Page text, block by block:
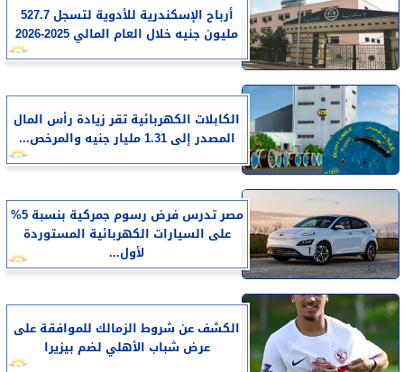
أرباح الإسكندرية للأدوية لتسجل 527.7
مليون جنيه خلال العام المالي 2025-2026
الكابلات الكهربائية تقر زيادة رأس المال
المصدر إلى 1.31 مليار جنيه والمرخص...
مصر تدرس فرض رسوم جمركية بنسبة 5%
على السيارات الكهربائية المستوردة
لأول...
الكشف عن شروط الزمالك للموافقة على
عرض شباب الأهلي لضم بيزيرا